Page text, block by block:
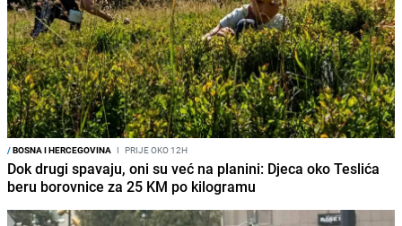
/BOSNA I HERCEGOVINA I PRIJE OKO 12H
Dok drugi spavaju, oni su već na planini: Djeca oko Teslića
beru borovnice za 25 KM po kilogramu